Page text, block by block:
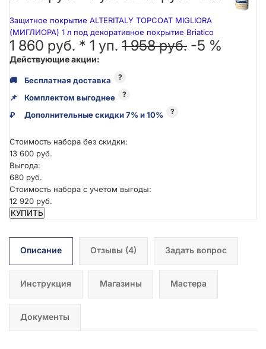
Защитное покрытие ALTERITALY TOPCOAT MIGLIORA
(МИГЛИОРА) 1 л под декоративное покрытие Briatico
1 860 руб. * 1 уп. 1 958 руб. -5 %
Действующие акции:
🚚 Бесплатная доставка ?
📌 Комплектом выгоднее ?
₽ Дополнительные скидки 7% и 10% ?
Стоимость набора без скидки:
13 600 руб.
Выгода:
680 руб.
Стоимость набора с учетом выгоды:
12 920 руб.
КУПИТЬ
Описание Отзывы (4) Задать вопрос
Инструкция Магазины Мастера
Документы